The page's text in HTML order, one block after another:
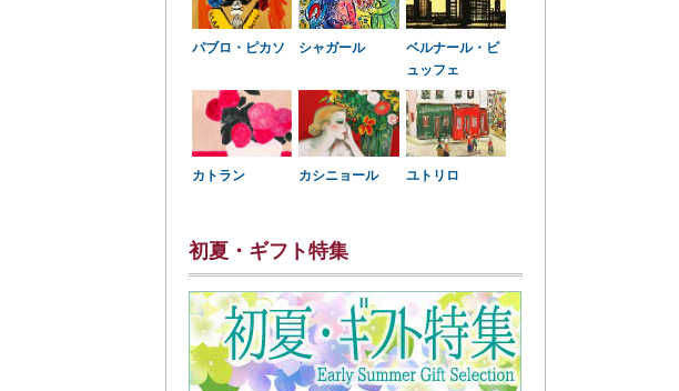
パブロ・ピカソ シャガール
ベルナール・ビ
ュッフェ
カトラン カシニョール ユトリロ
初夏・ギフト特集